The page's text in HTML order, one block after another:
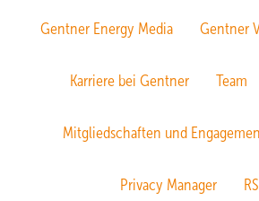
Gentner Energy Media Gentner
Karriere bei Gentner Team
Mitgliedschaften und
Privacy Manager